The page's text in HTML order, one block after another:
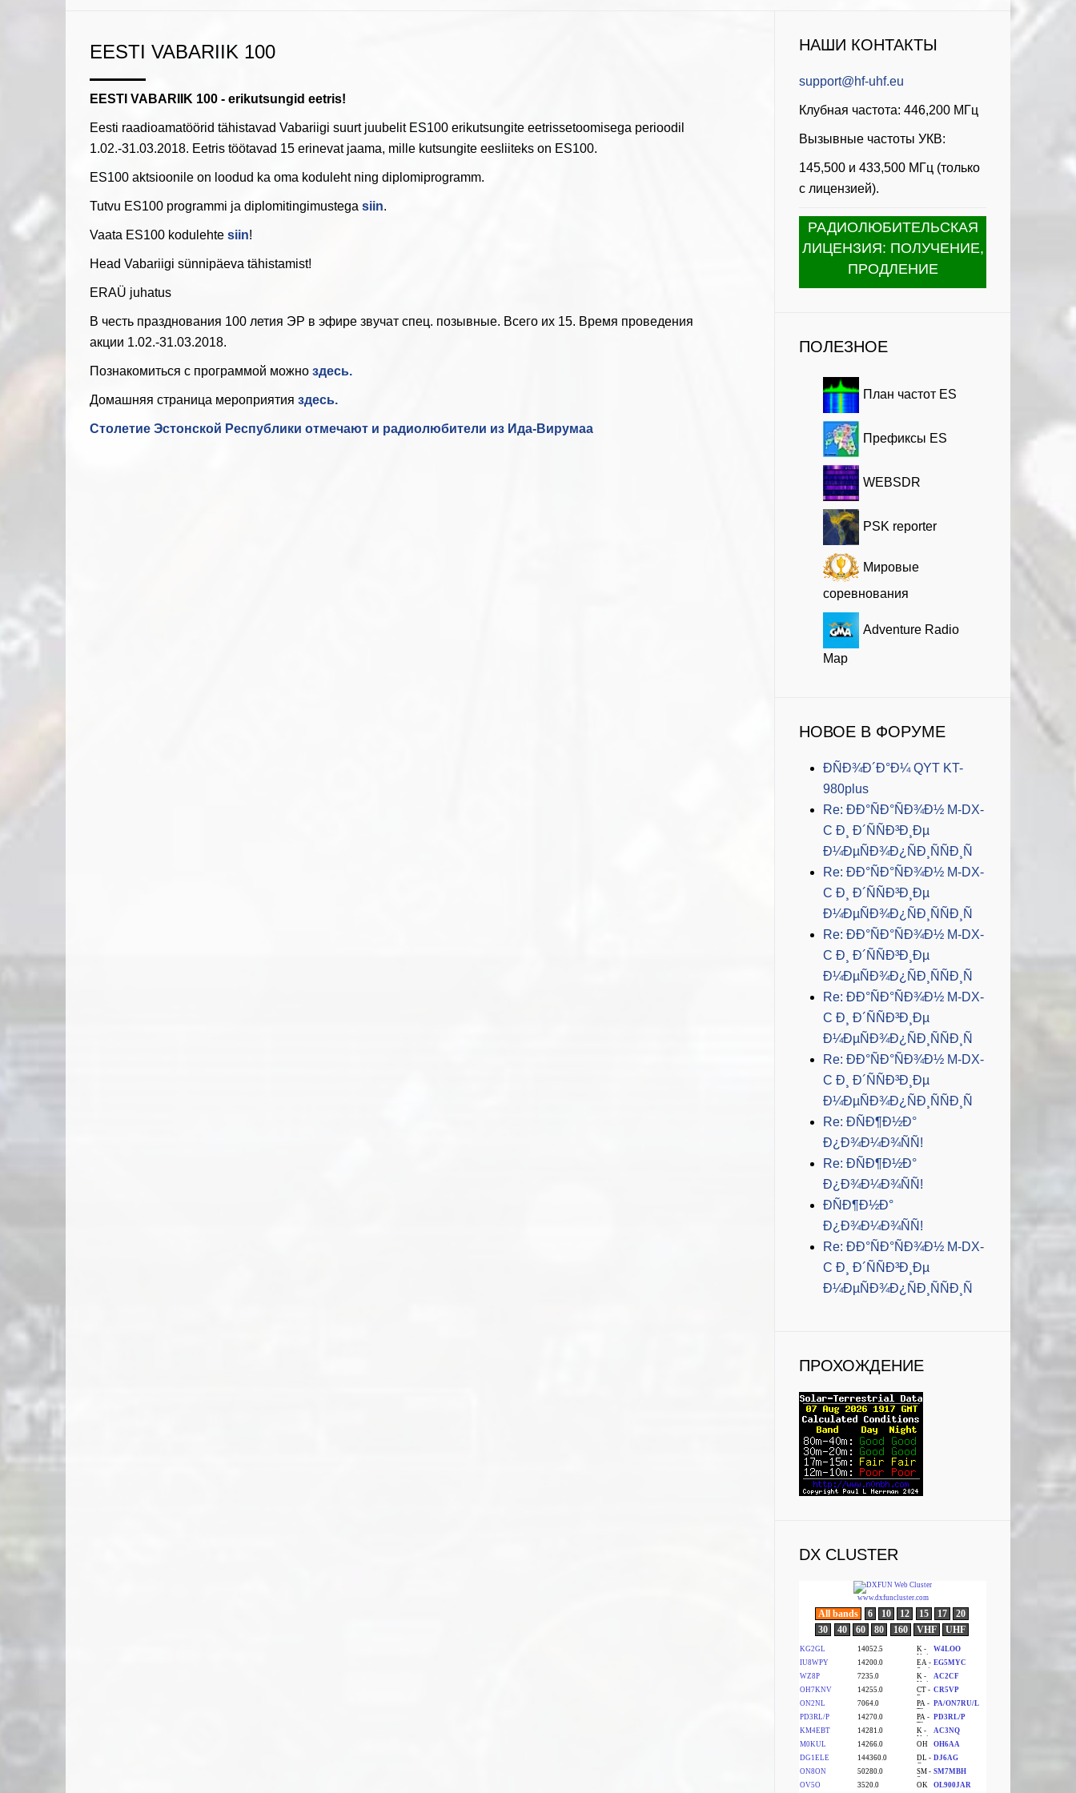
EESTI VABARIIK 100
EESTI VABARIIK 100 - erikutsungid eetris!
Eesti raadioamatöörid tähistavad Vabariigi suurt juubelit ES100 erikutsungite eetrissetoomisega perioodil
1.02.-31.03.2018. Eetris töötavad 15 erinevat jaama, mille kutsungite eesliiteks on ES100.
ES100 aktsioonile on loodud ka oma koduleht ning diplomiprogramm.
Tutvu ES100 programmi ja diplomitingimustega siin.
Vaata ES100 kodulehte siin!
Head Vabariigi sünnipäeva tähistamist!
ERAÜ juhatus
В честь празднования 100 летия ЭР в эфире звучат спец. позывные. Всего их 15. Время проведения
акции 1.02.-31.03.2018.
Познакомиться с программой можно здесь.
Домашняя страница мероприятия здесь.
Столетие Эстонской Республики отмечают и радиолюбители из Ида-Вирумаа
НАШИ КОНТАКТЫ
support@hf-uhf.eu
Клубная частота: 446,200 МГц
Вызывные частоты УКВ:
145,500 и 433,500 МГц (только
с лицензией).
РАДИОЛЮБИТЕЛЬСКАЯ
ЛИЦЕНЗИЯ: ПОЛУЧЕНИЕ,
ПРОДЛЕНИЕ
ПОЛЕЗНОЕ
План частот ES
Префиксы ES
WEBSDR
PSK reporter
Мировые
соревнования
Adventure Radio
Map
НОВОЕ В ФОРУМЕ
ÐÑÐ¾Ð´Ð°Ð¼ QYT KT-
980plus
Re: ÐÐ°ÑÐ°ÑÐ¾Ð½ M-DX-
C Ð¸ Ð´ÑÑÐ³Ð¸Ðµ
Ð¼ÐµÑÐ¾Ð¿ÑÐ¸ÑÑÐ¸Ñ
Re: ÐÐ°ÑÐ°ÑÐ¾Ð½ M-DX-
C Ð¸ Ð´ÑÑÐ³Ð¸Ðµ
Ð¼ÐµÑÐ¾Ð¿ÑÐ¸ÑÑÐ¸Ñ
Re: ÐÐ°ÑÐ°ÑÐ¾Ð½ M-DX-
C Ð¸ Ð´ÑÑÐ³Ð¸Ðµ
Ð¼ÐµÑÐ¾Ð¿ÑÐ¸ÑÑÐ¸Ñ
Re: ÐÐ°ÑÐ°ÑÐ¾Ð½ M-DX-
C Ð¸ Ð´ÑÑÐ³Ð¸Ðµ
Ð¼ÐµÑÐ¾Ð¿ÑÐ¸ÑÑÐ¸Ñ
Re: ÐÐ°ÑÐ°ÑÐ¾Ð½ M-DX-
C Ð¸ Ð´ÑÑÐ³Ð¸Ðµ
Ð¼ÐµÑÐ¾Ð¿ÑÐ¸ÑÑÐ¸Ñ
Re: ÐÑÐ¶Ð½Ð°
Ð¿Ð¾Ð¼Ð¾ÑÑ!
Re: ÐÑÐ¶Ð½Ð°
Ð¿Ð¾Ð¼Ð¾ÑÑ!
ÐÑÐ¶Ð½Ð°
Ð¿Ð¾Ð¼Ð¾ÑÑ!
Re: ÐÐ°ÑÐ°ÑÐ¾Ð½ M-DX-
C Ð¸ Ð´ÑÑÐ³Ð¸Ðµ
Ð¼ÐµÑÐ¾Ð¿ÑÐ¸ÑÑÐ¸Ñ
ПРОХОЖДЕНИЕ
DX CLUSTER